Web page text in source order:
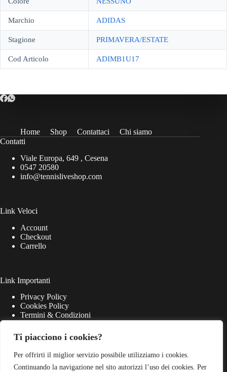
Ti piacciono i cookies?
Per offrirti il miglior servizio possibile utilizziamo i cookies.
Continuando la navigazione nel sito autorizzi l’uso dei cookies. Per
Marchio ADIDAS
Stagione PRIMAVERA/ESTATE
Cod Articolo ADIMB1U17
Home Shop Contattaci
Chi siamo
Contatti
Viale Europa, 649 , Cesena
0547 20580
info@tennisliveshop.com
Link Veloci
Account
Checkout
Carrello
Link Importanti
Privacy Policy
Cookies Policy
Termini & Condizioni